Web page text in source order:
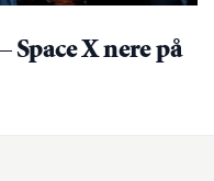
Space X nere på